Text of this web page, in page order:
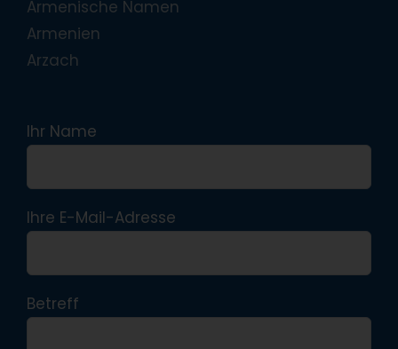
Armenische Namen
Armenien
Arzach
Ihr Name
Ihre E-Mail-Adresse
Betreff